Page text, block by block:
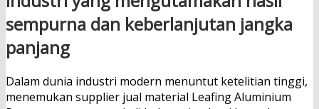
sempurna dan keberlanjutan jangka
panjang
Dalam dunia industri modern menuntut ketelitian tinggi,
menemukan supplier jual material Leafing Aluminium